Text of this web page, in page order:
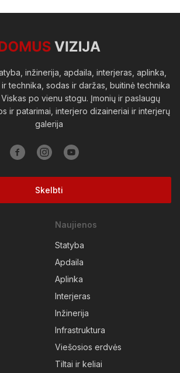
inžinerija, apdaila, interjeras, aplinka,
technika, sodas ir daržas, buitinė technika
po vienu stogu. Įmonių ir paslaugų
ir patarimai, interjero dizaineriai ir interjerų
galerija
Skelbti
Naujienos
Statyba
Apdaila
Aplinka
Interjeras
Inžinerija
Infrastruktura
Viešosios erdvės
Tiltai ir keliai